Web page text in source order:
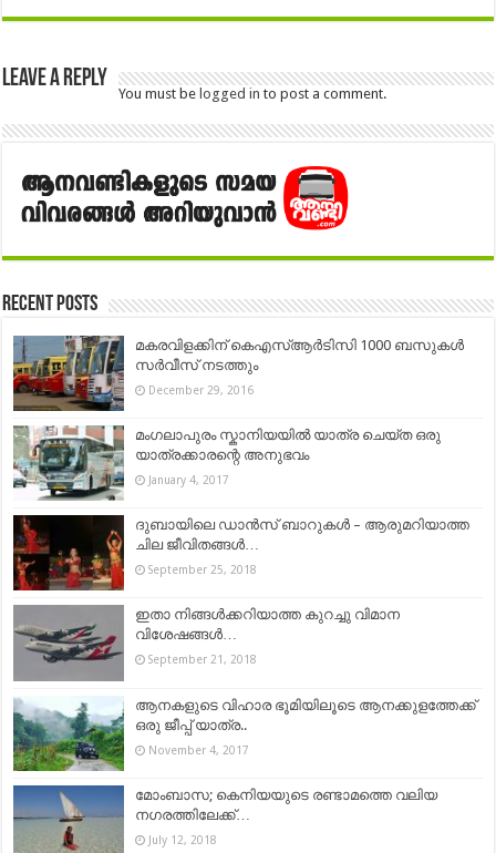
Leave a Reply
You must belogged in to post a comment.
Recent Posts
മകരവിളക്കിന് കെഎസ്ആർടിസി 1000 ബസുകൾ
സർവീസ് നടത്തും
December 29, 2016
മംഗലാപുരം സ്കാനിയയിൽ യാത്ര ചെയ്ത ഒരു
യാത്രക്കാരന്റെ അനുഭവം
January 4, 2017
ദുബായിലെ ഡാന്‍സ് ബാറുകള്‍ – ആരുമറിയാത്ത
ചില ജീവിതങ്ങൾ…
September 25, 2018
ഇതാ നിങ്ങൾക്കറിയാത്ത കുറച്ചു വിമാന
വിശേഷങ്ങൾ…
September 21, 2018
ആനകളുടെ വിഹാര ഭൂമിയിലൂടെ ആനക്കുളത്തേക്ക്
ഒരു ജീപ്പ് യാത്ര..
November 4, 2017
മോംബാസ; കെനിയയുടെ രണ്ടാമത്തെ വലിയ
നഗരത്തിലേക്ക്…
July 12, 2018